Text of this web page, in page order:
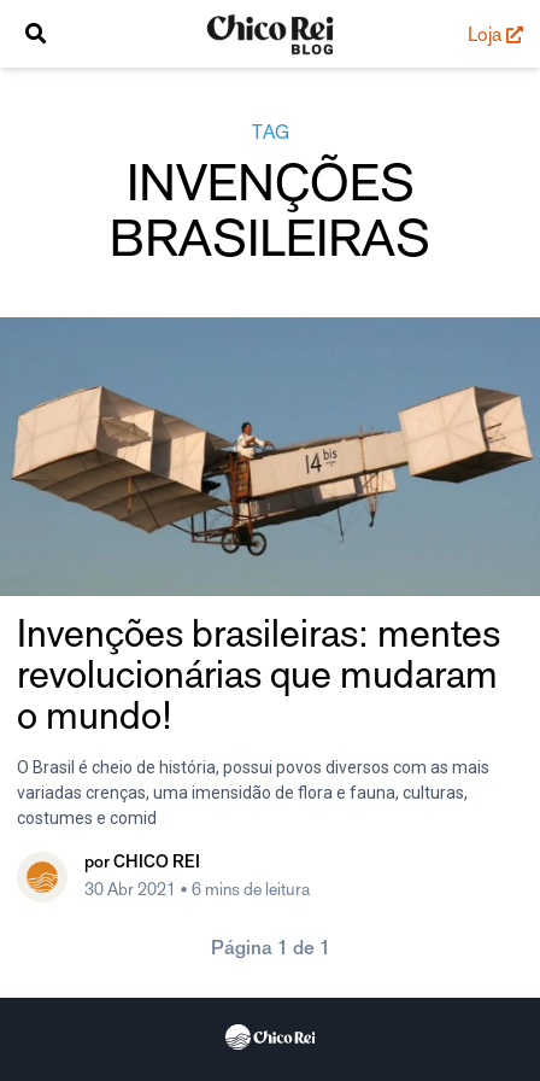
Loja
TAG
INVENÇÕES
BRASILEIRAS
Invenções brasileiras: mentes
revolucionárias que mudaram
o mundo!
O Brasil é cheio de história, possui povos diversos com as mais
variadas crenças, uma imensidão de flora e fauna, culturas,
costumes e comid
por CHICO REI
30 Abr 2021 • 6 mins de leitura
Página 1 de 1